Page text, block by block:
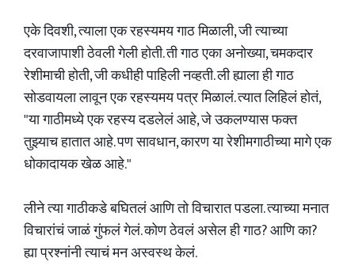
एके दिवशी, त्याला एक रहस्यमय गाठ मिळाली, जी त्याच्या
दरवाजापाशी ठेवली गेली होती. ती गाठ एका अनोख्या, चमकदार
रेशीमाची होती, जी कधीही पाहिली नव्हती. ली ह्याला ही गाठ
सोडवायला लावून एक रहस्यमय पत्र मिळालं. त्यात लिहिलं होतं,
"या गाठीमध्ये एक रहस्य दडलेलं आहे, जे उकलण्यास फक्त
तुझ्याच हातात आहे. पण सावधान, कारण या रेशीमगाठीच्या मागे एक
धोकादायक खेळ आहे."
लीने त्या गाठीकडे बघितलं आणि तो विचारात पडला. त्याच्या मनात
विचारांचं जाळं गुंफलं गेलं. कोण ठेवलं असेल ही गाठ? आणि का?
ह्या प्रश्नांनी त्याचं मन अस्वस्थ केलं.